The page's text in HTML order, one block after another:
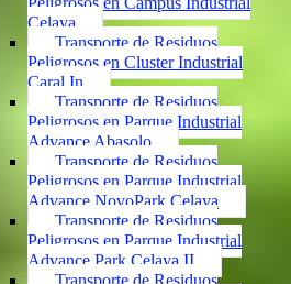
Celaya
Transporte de Residuos
Peligrosos en Cluster Industrial
Caral In
Transporte de Residuos
Peligrosos en Parque Industrial
Advance Abasolo
Transporte de Residuos
Peligrosos en Parque Industrial
Advance NovoPark Celaya
Transporte de Residuos
Peligrosos en Parque Industrial
Advance Park Celaya II
Transporte de Residuos